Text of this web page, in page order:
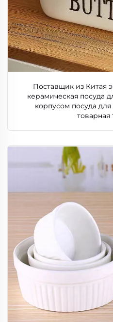
Поставщик из Китая
керамическая посуда
корпусом посуда
товарная